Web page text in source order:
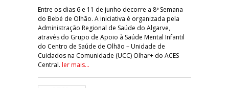
Entre os dias 6 e 11 de junho decorre a 8ª Semana
do Bebé de Olhão. A iniciativa é organizada pela
Administração Regional de Saúde do Algarve,
através do Grupo de Apoio à Saúde Mental Infantil
do Centro de Saúde de Olhão – Unidade de
Cuidados na Comunidade (UCC) Olhar+ do ACES
Central. ler mais...